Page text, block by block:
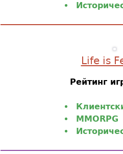
Life is
Рейтинг
MMORPG